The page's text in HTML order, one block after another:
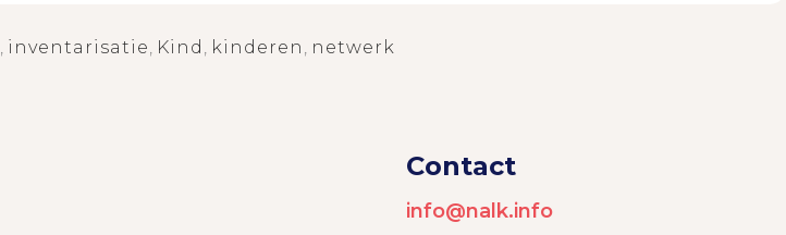
inventarisatie Kind kinderen netwerk
Contact
info@nalk.info